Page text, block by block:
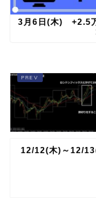
3月6日(木) +2.5
12/12(木)～12/